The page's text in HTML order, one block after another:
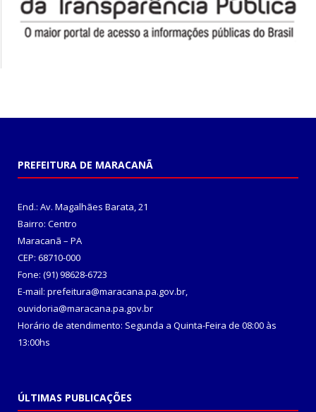
PREFEITURA DE MARACANÃ
End.: Av. Magalhães Barata, 21
Bairro: Centro
Maracanã – PA
CEP: 68710-000
Fone: (91) 98628-6723
E-mail: prefeitura@maracana.pa.gov.br,
ouvidoria@maracana.pa.gov.br
Horário de atendimento: Segunda a Quinta-Feira de 08:00 às
13:00hs
ÚLTIMAS PUBLICAÇÕES